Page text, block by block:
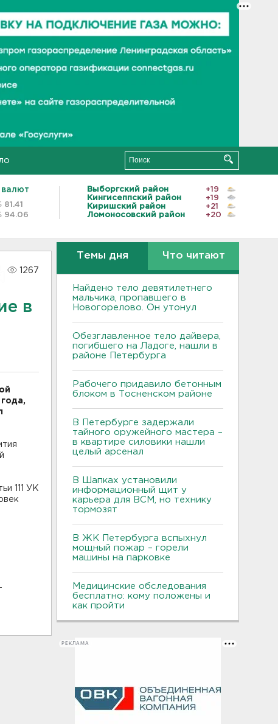
валют
81.41
94.06
Выборгский район
+19
Кингисеппский район
+19
Киришский район
+21
Ломоносовский район
+20
1267
в
111 УК
Темы дня Что читают
Найдено тело девятилетнего
мальчика, пропавшего в
Новогорелово. Он утонул
Обезглавленное тело дайвера,
погибшего на Ладоге, нашли в
районе Петербурга
Рабочего придавило бетонным
блоком в Тосненском районе
В Петербурге задержали
тайного оружейного мастера –
в квартире силовики нашли
целый арсенал
В Шапках установили
информационный щит у
карьера для ВСМ, но технику
тормозят
В ЖК Петербурга вспыхнул
мощный пожар – горели
машины на парковке
Медицинские обследования
бесплатно: кому положены и
как пройти
РЕКЛАМА